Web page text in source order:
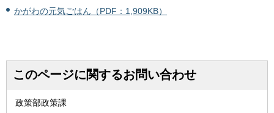
かがわの元気ごはん（PDF：1,909KB）
このページに関するお問い合わせ
政策部政策課